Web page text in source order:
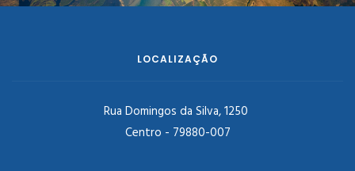
LOCALIZAÇÃO
Rua Domingos da Silva, 1250
Centro - 79880-007